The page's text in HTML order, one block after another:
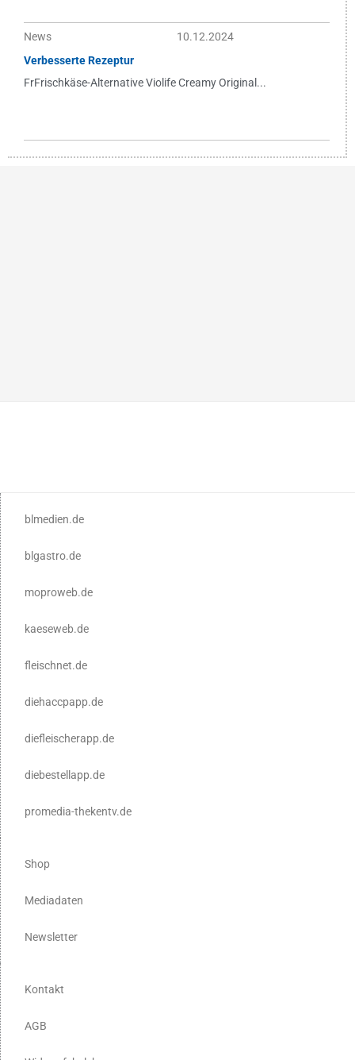
News
10.12.2024
Verbesserte Rezeptur
FrFrischkäse-Alternative Violife Creamy Original...
blmedien.de
blgastro.de
moproweb.de
kaeseweb.de
fleischnet.de
diehaccpapp.de
diefleischerapp.de
diebestellapp.de
promedia-thekentv.de
Shop
Mediadaten
Newsletter
Kontakt
AGB